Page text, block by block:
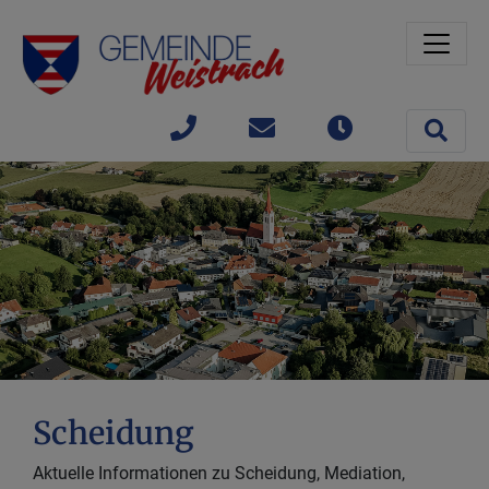
+43(0)
7477 /
42363
Scheidung
Aktuelle Informationen zu Scheidung, Mediation,